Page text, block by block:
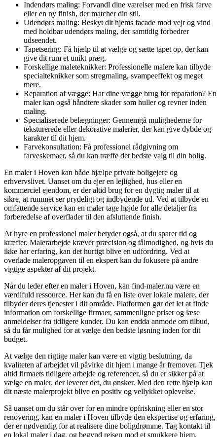
Indendørs maling: Forvandl dine værelser med en frisk farve
eller en ny finish, der matcher din stil.
Udendørs maling: Beskyt dit hjems facade mod vejr og vind
med holdbar udendørs maling, der samtidig forbedrer
udseendet.
Tapetsering: Få hjælp til at vælge og sætte tapet op, der kan
give dit rum et unikt præg.
Forskellige maleteknikker: Professionelle malere kan tilbyde
specialteknikker som stregmaling, svampeeffekt og meget
mere.
Reparation af vægge: Har dine vægge brug for reparation? En
maler kan også håndtere skader som huller og revner inden
maling.
Specialiserede belægninger: Gennemgå mulighederne for
teksturerede eller dekorative malerier, der kan give dybde og
karakter til dit hjem.
Farvekonsultation: Få professionel rådgivning om
farveskemaer, så du kan træffe det bedste valg til din bolig.
En maler i Hoven kan både hjælpe private boligejere og
erhvervslivet. Uanset om du ejer en lejlighed, hus eller en
kommerciel ejendom, er der altid brug for en dygtig maler til at
sikre, at rummet ser prydeligt og indbydende ud. Ved at tilbyde en
omfattende service kan en maler tage højde for alle detaljer fra
forberedelse af overflader til den afsluttende finish.
At hyre en professionel maler betyder også, at du sparer tid og
kræfter. Malerarbejde kræver præcision og tålmodighed, og hvis du
ikke har erfaring, kan det hurtigt blive en udfordring. Ved at
overlade maleropgaven til en ekspert kan du fokusere på andre
vigtige aspekter af dit projekt.
Når du leder efter en maler i Hoven, kan find-maler.nu være en
værdifuld ressource. Her kan du få en liste over lokale malere, der
tilbyder deres tjenester i dit område. Platformen gør det let at finde
information om forskellige firmaer, sammenligne priser og læse
anmeldelser fra tidligere kunder. Du kan endda anmode om tilbud,
så du får mulighed for at vælge den bedste løsning inden for dit
budget.
At vælge den rigtige maler kan være en vigtig beslutning, da
kvaliteten af arbejdet vil påvirke dit hjem i mange år fremover. Tjek
altid firmaets tidligere arbejde og referencer, så du er sikker på at
vælge en maler, der leverer det, du ønsker. Med den rette hjælp kan
dit næste malerprojekt blive en positiv og vellykket oplevelse.
Så uanset om du står over for en mindre opfriskning eller en stor
renovering, kan en maler i Hoven tilbyde den ekspertise og erfaring,
der er nødvendig for at realisere dine boligdrømme. Tag kontakt til
en lokal maler i dag, og begynd rejsen mod et smukkere hjem.